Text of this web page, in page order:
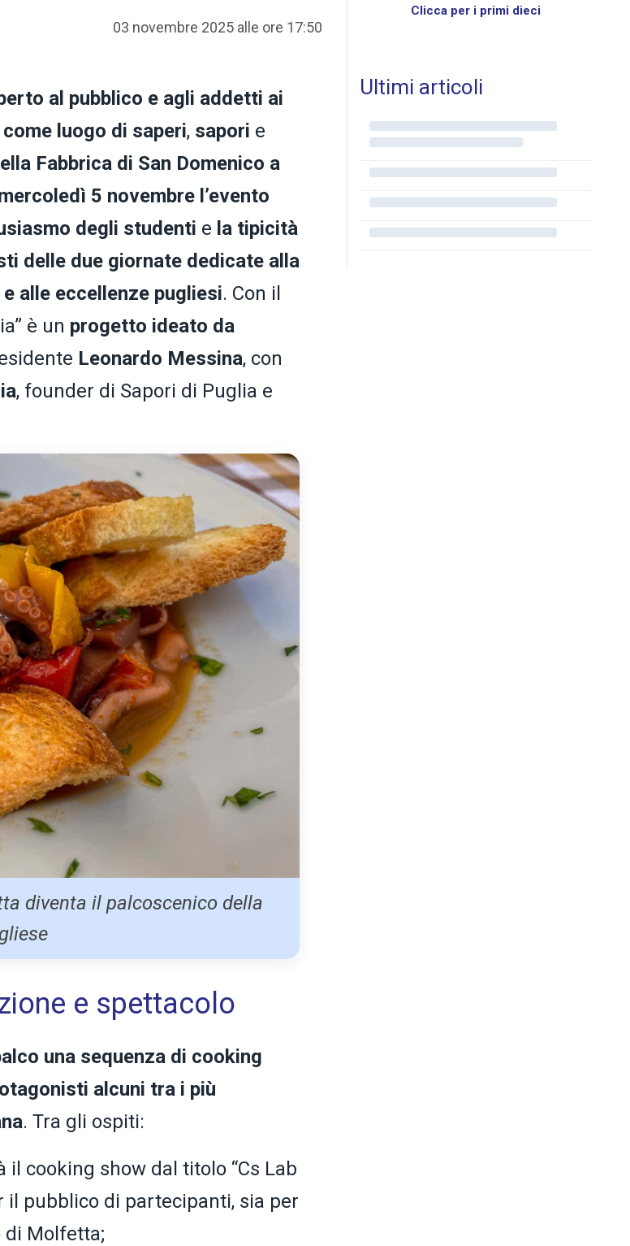
03 novembre 2025 alle ore 17:50
al pubblico e agli addetti ai
luogo di saperi, sapori e
Fabbrica di San Domenico a
5 novembre l’evento
degli studenti e la tipicità
delle due giornate dedicate alla
alle eccellenze pugliesi. Con il
è un progetto ideato da
Leonardo Messina, con
, founder di Sapori di Puglia e
diventa il palcoscenico della
e spettacolo
una sequenza di cooking
alcuni tra i più
. Tra gli ospiti:
il cooking show dal titolo “Cs Lab
il pubblico di partecipanti, sia per
di Molfetta;
Clicca per i primi dieci
Ultimi articoli